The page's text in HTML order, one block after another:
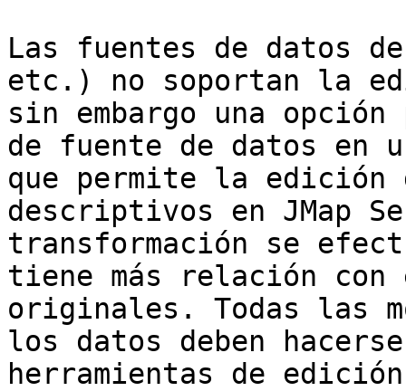
Las fuentes de datos
etc.) no soportan la
sin embargo una
de fuente de datos en
que permite la edición
descriptivos en JMap
transformación se
tiene más relación
originales. Todas las
los datos deben
herramientas de